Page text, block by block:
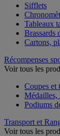
Sifflets
Tableaux
Brassards
Cartons,
Récompenses
Voir tous les
Coupes et
Médailles,
Podiums
Transport et
Voir tous les